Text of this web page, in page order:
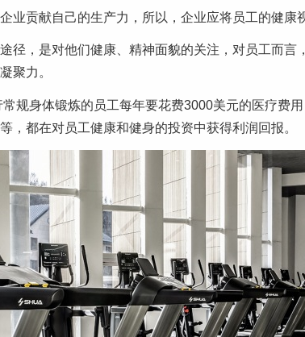
贡献自己的生产力，所以，企业应将员工的健康
径，是对他们健康、精神面貌的关注，对员工而言
聚力。
规身体锻炼的员工每年要花费3000美元的医疗费
，都在对员工健康和健身的投资中获得利润回报。